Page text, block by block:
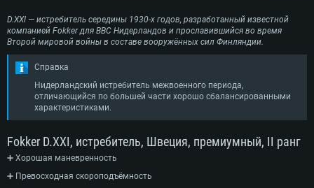
D.XXI — истребитель середины 1930-х годов, разработанный известной
компанией Fokker для ВВС Нидерландов и прославившийся во время
Второй мировой войны в составе вооружённых сил Финляндии.
Справка
Нидерландский истребитель межвоенного периода,
отличающийся по большей части хорошо сбалансированными
характеристиками.
Fokker D.XXI, истребитель, Швеция, премиумный, II ранг
➕ Хорошая маневренность
➕ Превосходная скороподъёмность